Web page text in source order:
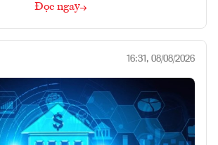
Đọc ngay
16:31, 08/08/2026